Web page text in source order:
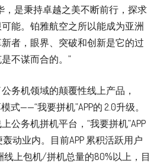
，是秉持卓越之美不断前行，探求
能。铂雅航空之所以能成为亚洲
者，眼界、突破和创新是它的过
不谋而合的。”
务机领域的颠覆性线上产品，
模式——“我要拼机”APP的 2.0升级。
公务机拼机平台，“我要拼机”APP
轰动业内。目前APP 累积活跃用户
线上包机/拼机总量的80%以上，目